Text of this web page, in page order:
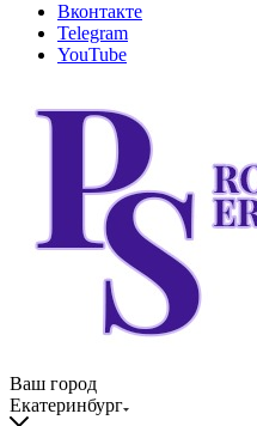
Вконтакте
Telegram
YouTube
Ваш город
Екатеринбург